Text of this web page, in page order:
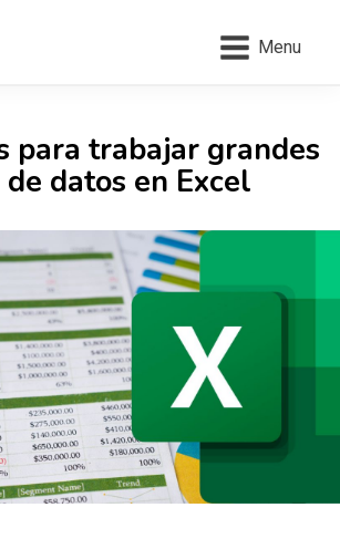
Menu
para trabajar grandes
datos en Excel